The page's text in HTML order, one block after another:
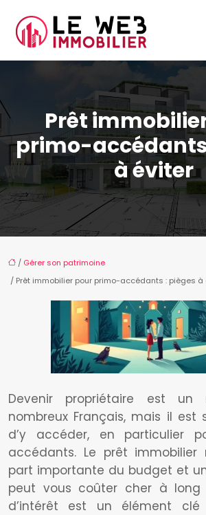
Prêt
primo-accédants
à éviter
/ Gérer son patrimoine
/ Prêt immobilier pour primo-accédants : pièges à
Devenir propriétaire est
nombreux Français, mais il est
d’y accéder, en particulier
accédants. Le prêt immobilier
part importante du budget et
peut vous coûter cher à long
d’intérêt est un élément